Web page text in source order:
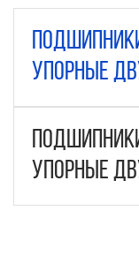
упорные
упорные